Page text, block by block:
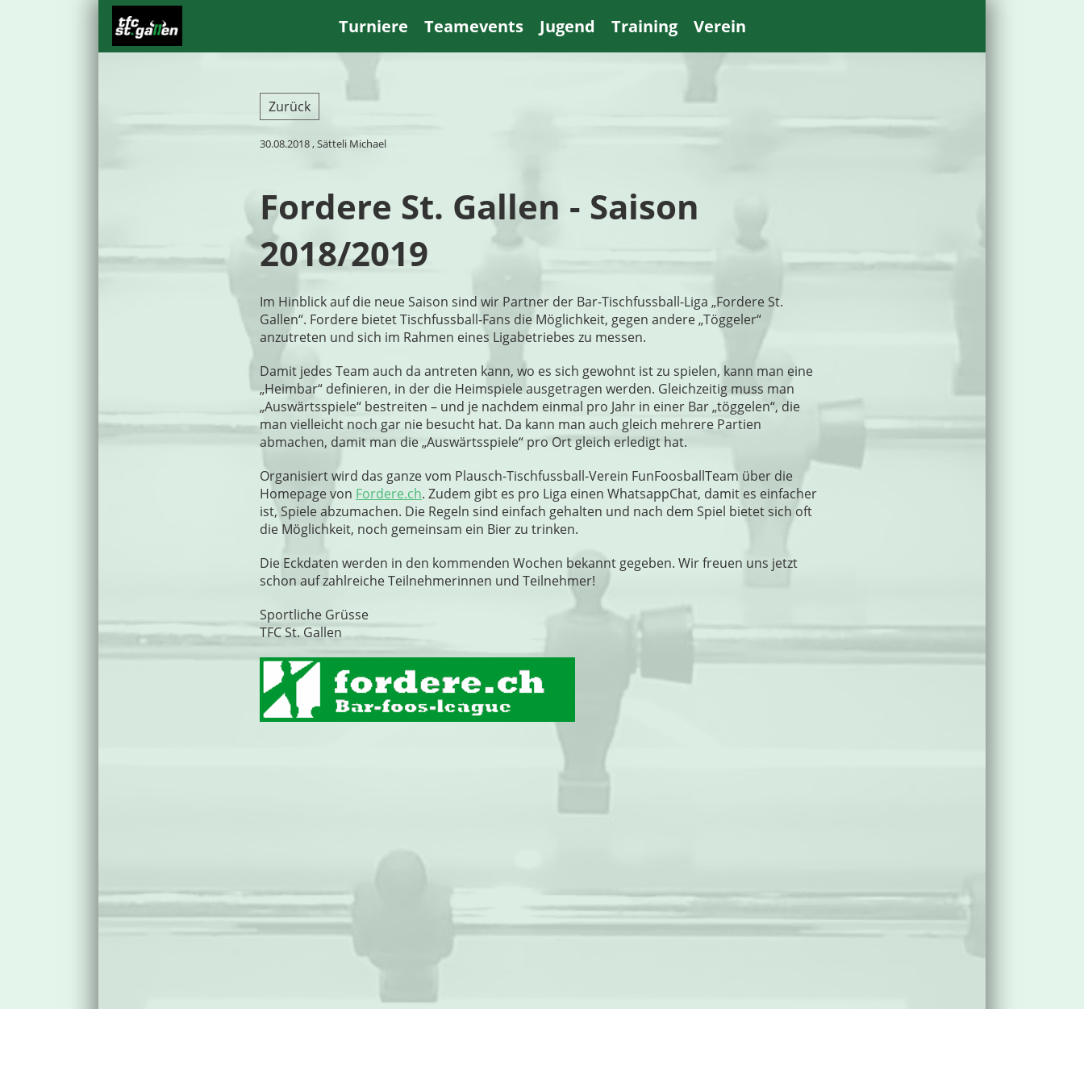
Turniere Teamevents Jugend Training Verein
Zurück
30.08.2018, Sätteli Michael
Fordere St. Gallen - Saison
2018/2019
Im Hinblick auf die neue Saison sind wir Partner der Bar-Tischfussball-Liga „Fordere St.
Gallen“. Fordere bietet Tischfussball-Fans die Möglichkeit, gegen andere „Töggeler“
anzutreten und sich im Rahmen eines Ligabetriebes zu messen.
Damit jedes Team auch da antreten kann, wo es sich gewohnt ist zu spielen, kann man eine
„Heimbar“ definieren, in der die Heimspiele ausgetragen werden. Gleichzeitig muss man
„Auswärtsspiele“ bestreiten – und je nachdem einmal pro Jahr in einer Bar „töggelen“, die
man vielleicht noch gar nie besucht hat. Da kann man auch gleich mehrere Partien
abmachen, damit man die „Auswärtsspiele“ pro Ort gleich erledigt hat.
Organisiert wird das ganze vom Plausch-Tischfussball-Verein FunFoosballTeam über die
Homepage von Fordere.ch. Zudem gibt es pro Liga einen WhatsappChat, damit es einfacher
ist, Spiele abzumachen. Die Regeln sind einfach gehalten und nach dem Spiel bietet sich oft
die Möglichkeit, noch gemeinsam ein Bier zu trinken.
Die Eckdaten werden in den kommenden Wochen bekannt gegeben. Wir freuen uns jetzt
schon auf zahlreiche Teilnehmerinnen und Teilnehmer!
Sportliche Grüsse
TFC St. Gallen